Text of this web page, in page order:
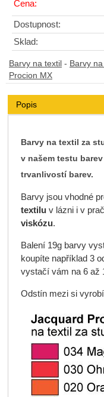
Cena:
Dostupnost:
Sklad:
Barvy na textil - Barvy
Procion MX
Popis
Barvy na textil za
v našem testu barev
trvanlivostí barev.
Barvy jsou vhodné
textiluv lázni i v
viskózu.
Balení 19g barvy
koupíte například 3
vystačí vám na 6 až
Odstín mezi si